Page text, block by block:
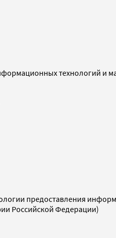
технологий и
предоставления
Российской Федерации)